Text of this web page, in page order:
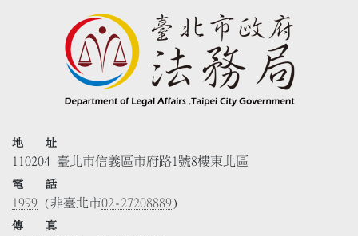
地 址
110204 臺北市信義區市府路1號8樓東北區
電 話
1999 (非臺北市02-27208889)
傳 真